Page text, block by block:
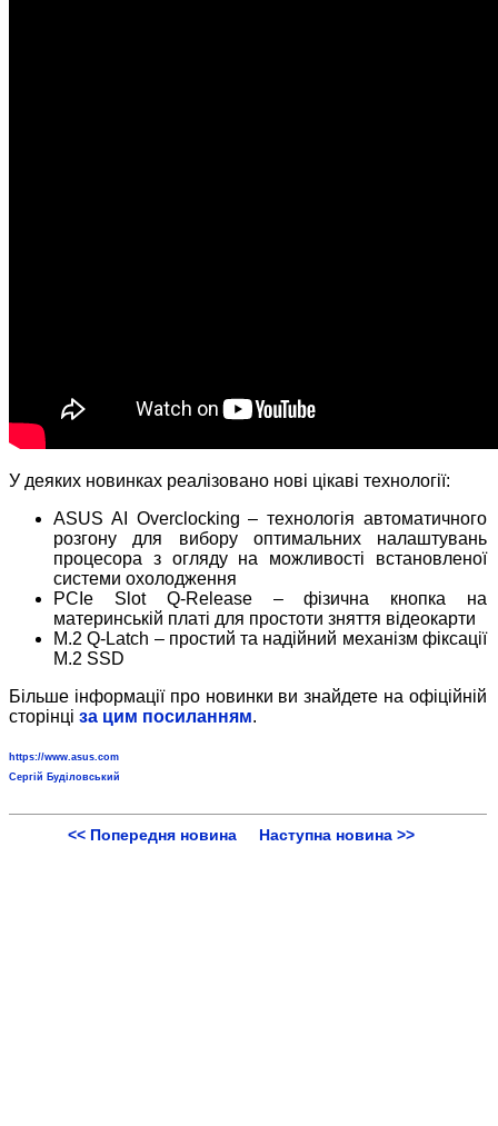
У деяких новинках реалізовано нові цікаві технології:
ASUS AI Overclocking – технологія автоматичного
розгону для вибору оптимальних налаштувань
процесора з огляду на можливості встановленої
системи охолодження
PCIe Slot Q-Release – фізична кнопка на
материнській платі для простоти зняття відеокарти
M.2 Q-Latch – простий та надійний механізм фіксації
M.2 SSD
Більше інформації про новинки ви знайдете на офіційній
сторінці за цим посиланням.
https://www.asus.com
Сергій Буділовський
<< Попередня новина Наступна новина >>